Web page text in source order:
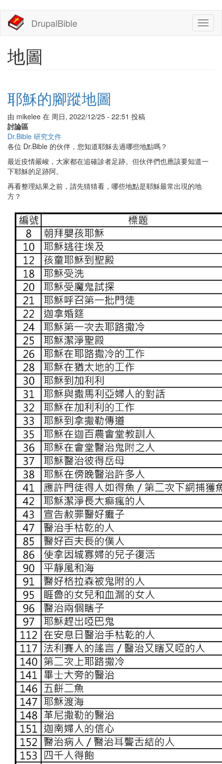
主
DrupalBible
地圖
耶穌的腳蹤地圖
由 mikelee 在 周日, 2022/12/25 - 22:51 投稿
討論區
Dr.Bible 研究文件
各位 Dr.Bible 的伙伴，您知道耶穌去過哪些地點嗎？
最近疫情嚴峻，大家都在追確診者足跡。但伙伴們也應該要知道一
下耶穌的足跡阿。
再看整理結果之前，請先猜猜看，哪些地點是耶穌最常出現的地
方？